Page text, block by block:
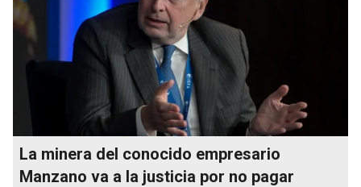
La minera del conocido empresario
Manzano va a la justicia por no pagar